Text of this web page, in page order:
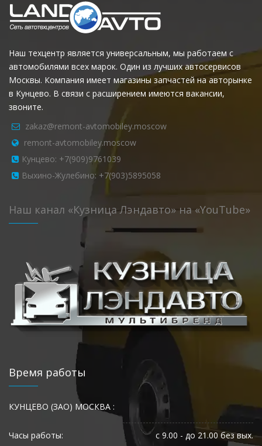
Наш техцентр является универсальным, мы работаем с
автомобилями всех марок. Один из лучших автосервисов
Москвы. Компания имеет магазины запчастей на авторынке
в Кунцево. В связи с расширением имеются вакансии,
звоните.
zakaz@remont-avtomobiley.moscow
remont-avtomobiley.moscow
Кунцево: +7(909)9761039
Выхино-Жулебино: +7(903)5895058
Наш канал «Кузница Лэндавто» на «YouTube»
Время работы
КУНЦЕВО (ЗАО) МОСКВА :
Часы работы: с 9.00 - до 21.00 без вых.